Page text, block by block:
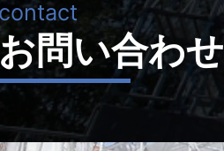
お問い合わせ